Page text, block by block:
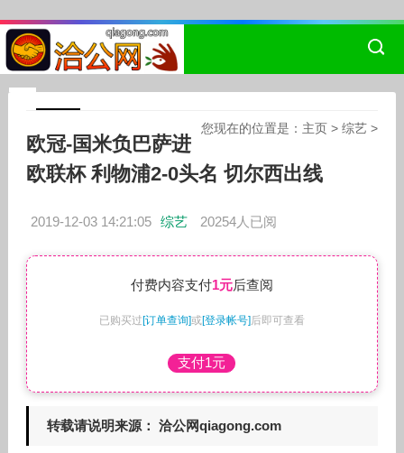
您现在的位置是： 主页 >综艺 >
欧冠-国米负巴萨进
欧联杯 利物浦2-0头名 切尔西出线
2019-12-03 14:21:05 综艺 20254人已阅
付费内容支付1元后查阅
已购买过[订单查询]或[登录帐号]后即可查看
支付1元
转载请说明来源： 洽公网qiagong.com